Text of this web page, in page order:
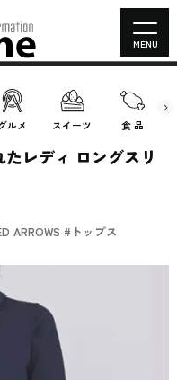
ルメ スイーツ 食 品
MENU
たレディ ロングスリ
ARROWS #トップス